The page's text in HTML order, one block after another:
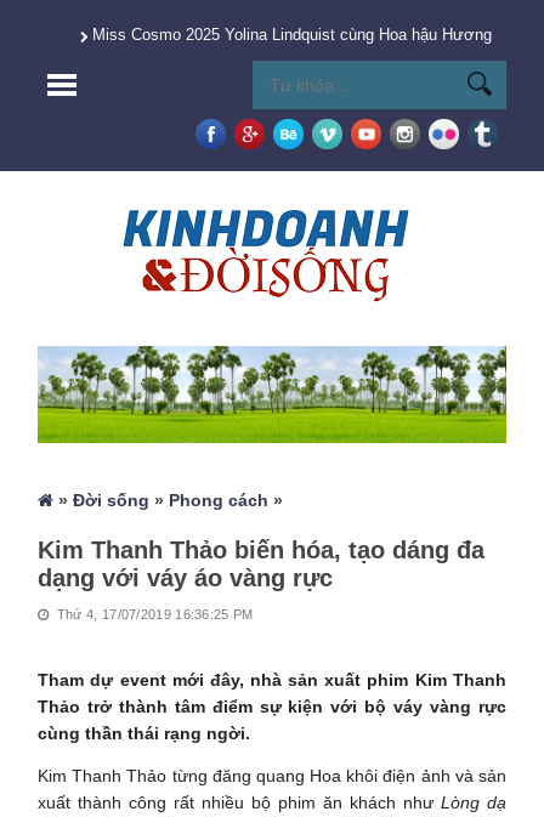
Miss Cosmo 2025 Yolina Lindquist cùng Hoa hậu Hương
»Đời sống » Phong cách »
Kim Thanh Thảo biến hóa, tạo dáng đa
dạng với váy áo vàng rực
Thứ 4, 17/07/2019 16:36:25 PM
Tham dự event mới đây, nhà sản xuất phim Kim Thanh
Thảo trở thành tâm điểm sự kiện với bộ váy vàng rực
cùng thần thái rạng ngời.
Kim Thanh Thảo từng đăng quang Hoa khôi điện ảnh và sản
xuất thành công rất nhiều bộ phim ăn khách như Lòng dạ